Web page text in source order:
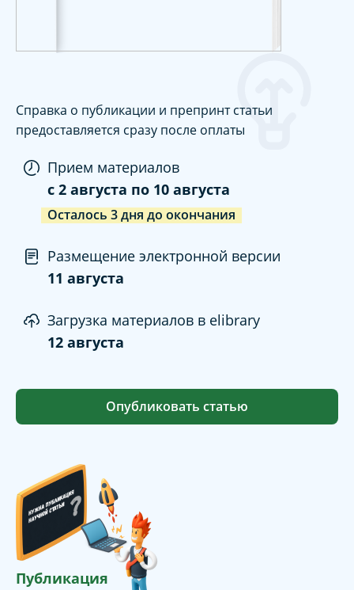
Справка о публикации и препринт статьи
предоставляется сразу после оплаты
Прием материалов
c 2 августа по 10 августа
Осталось 3дня до окончания
Размещение электронной версии
11 августа
Загрузка материалов в elibrary
12 августа
Опубликовать статью
Публикация